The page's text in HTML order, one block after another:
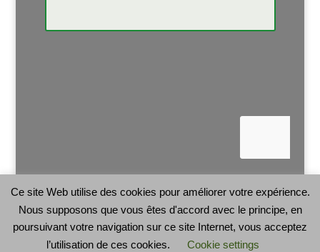
Ce site Web utilise des cookies pour améliorer votre expérience.
Nous supposons que vous êtes d'accord avec le principe, en
poursuivant votre navigation sur ce site Internet, vous acceptez
l’utilisation de ces cookies.
Cookie settings